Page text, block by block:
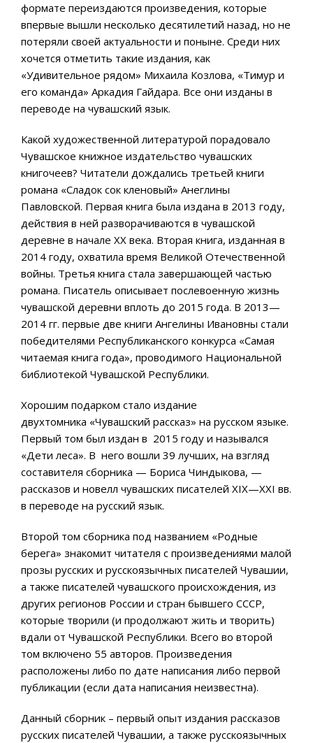
формате переиздаются произведения, которые
впервые вышли несколько десятилетий назад, но не
потеряли своей актуальности и поныне. Среди них
хочется отметить такие издания, как
«Удивительное рядом» Михаила Козлова, «Тимур и
его команда» Аркадия Гайдара. Все они изданы в
переводе на чувашский язык.
Какой художественной литературой порадовало
Чувашское книжное издательство чувашских
книгочеев? Читатели дождались третьей книги
романа «Сладок сок кленовый» Анеглины
Павловской. Первая книга была издана в 2013 году,
действия в ней разворачиваются в чувашской
деревне в начале ХХ века. Вторая книга, изданная в
2014 году, охватила время Великой Отечественной
войны. Третья книга стала завершающей частью
романа. Писатель описывает послевоенную жизнь
чувашской деревни вплоть до 2015 года. В 2013—
2014 гг. первые две книги Ангелины Ивановны стали
победителями Республиканского конкурса «Самая
читаемая книга года», проводимого Национальной
библиотекой Чувашской Республики.
Хорошим подарком стало издание
двухтомника «Чувашский рассказ» на русском языке.
Первый том был издан в 2015 году и назывался
«Дети леса». В него вошли 39 лучших, на взгляд
составителя сборника — Бориса Чиндыкова, —
рассказов и новелл чувашских писателей XIX—XXI вв.
в переводе на русский язык.
Второй том сборника под названием «Родные
берега» знакомит читателя с произведениями малой
прозы русских и русскоязычных писателей Чувашии,
а также писателей чувашского происхождения, из
других регионов России и стран бывшего СССР,
которые творили (и продолжают жить и творить)
вдали от Чувашской Республики. Всего во второй
том включено 55 авторов. Произведения
расположены либо по дате написания либо первой
публикации (если дата написания неизвестна).
Данный сборник – первый опыт издания рассказов
русских писателей Чувашии, а также русскоязычных